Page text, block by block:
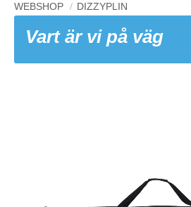
WEBSHOP DIZZYPLIN
Vart är vi på väg